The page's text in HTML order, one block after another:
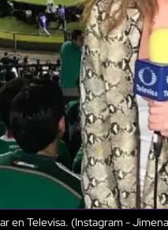
en Televisa. (Instagram -